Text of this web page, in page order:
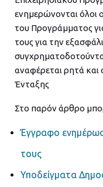
ενημερώνονται όλοι
του Προγράμματος
τους για την
αναφέρεται ρητά
Ένταξης
Στο παρόν άρθρο
Έγγραφο
τους
Υποδείγματα